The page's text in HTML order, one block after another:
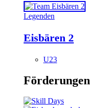
Legenden
Eisbären 2
U23
Förderungen